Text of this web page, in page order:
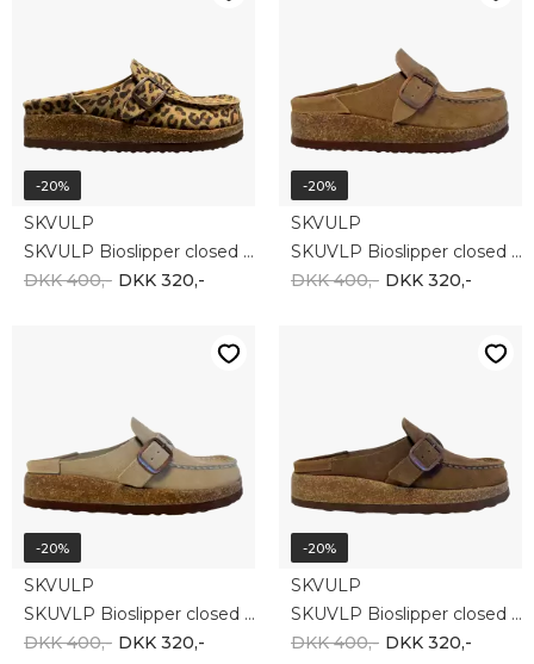
-20%
SKVULP
SKVULP Bioslipper closed 2043-86 LEO
DKK 400,- DKK 320,-
-20%
SKVULP
SKUVLP Bioslipper closed 2043-86 CAMEL
DKK 400,- DKK 320,-
-20%
SKVULP
SKUVLP Bioslipper closed 2043-86 SAND
DKK 400,- DKK 320,-
-20%
SKVULP
SKUVLP Bioslipper closed 2043-86 BROWN
DKK 400,- DKK 320,-